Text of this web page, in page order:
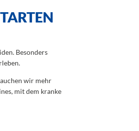
Besonders
wir mehr
mit dem kranke